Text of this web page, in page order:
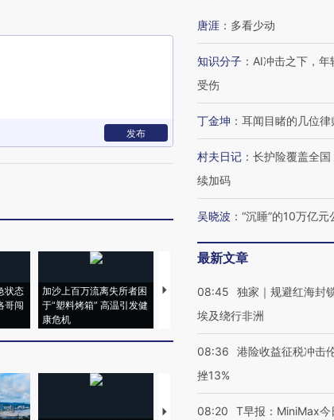
发布
状态
哥闯
加沙上百万流离失所者困
于“塑料烤箱” 高温引发健
康危机
马航飞行员跨国走私7万
【推广】走进第四届链博
唐涯 ： 多看少动
知识分子 ： AI冲击之下，
受伤
丁金坤 ： 耳闻目睹的几位律
村夫日记 ： 长护险覆盖全
续加码
吴晓波 ： “沉睡”的10万亿元
最新文章
08:45
独家｜规避红海封
埃及绕行非洲
08:36
港险收益征税冲击
挫13%
08:20
T早报：MiniMax今